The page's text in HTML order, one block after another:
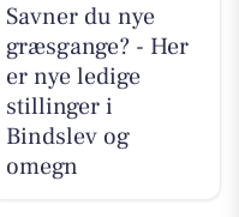
Savner du nye
græsgange? - Her
er nye ledige
stillinger i
Bindslev og
omegn